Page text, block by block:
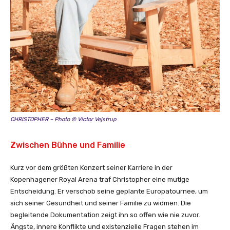
CHRISTOPHER – Photo © Victor Vejstrup
Zwischen Bühne und Familie
Kurz vor dem größten Konzert seiner Karriere in der
Kopenhagener Royal Arena traf Christopher eine mutige
Entscheidung. Er verschob seine geplante Europatournee, um
sich seiner Gesundheit und seiner Familie zu widmen. Die
begleitende Dokumentation zeigt ihn so offen wie nie zuvor.
Ängste, innere Konflikte und existenzielle Fragen stehen im